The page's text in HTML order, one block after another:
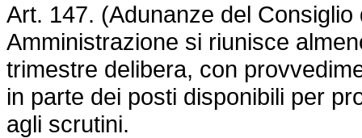
Art. 147. (Adunanze del
Amministrazione si riunisce
trimestre delibera, con
in parte dei posti disponibili per
agli scrutini.